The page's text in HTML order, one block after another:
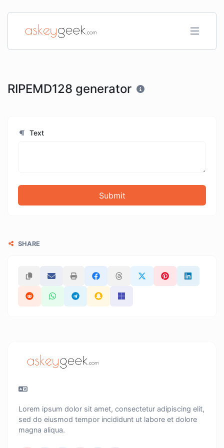
RIPEMD128 generator
Text
Submit
SHARE
Lorem ipsum dolor sit amet, consectetur adipiscing elit,
sed do eiusmod tempor incididunt ut labore et dolore
magna aliqua.